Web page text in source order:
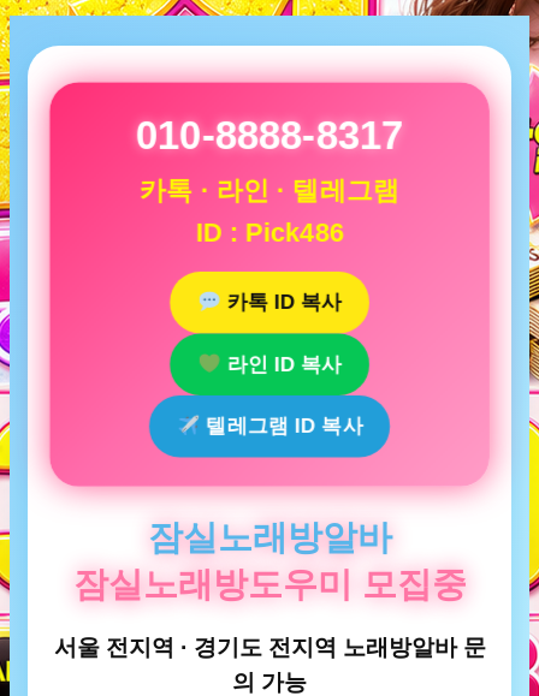
010-8888-8317
카톡 · 라인 · 텔레그램
ID : Pick486
카톡 ID 복사
라인 ID 복사
텔레그램 ID 복사
잠실노래방알바
잠실노래방도우미 모집중
서울 전지역 · 경기도 전지역 노래방알바 문
의 가능